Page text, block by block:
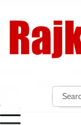
content
Search
for: